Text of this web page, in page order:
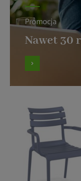
Promocja
Nawet 30